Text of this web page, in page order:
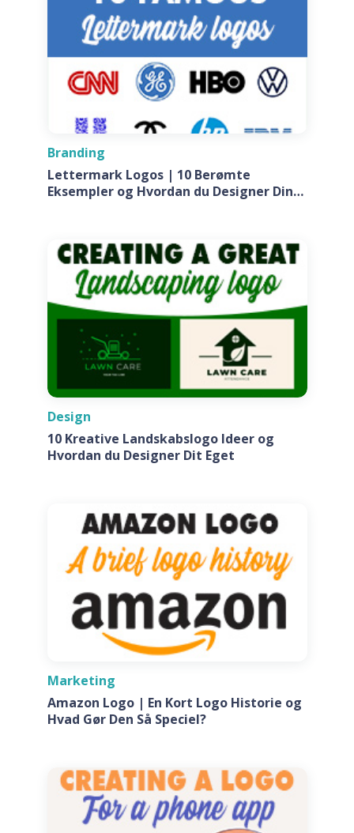
Branding
Lettermark Logos | 10 Berømte
Eksempler og Hvordan du Designer Din
Design
10 Kreative Landskabslogo Ideer og
Hvordan du Designer Dit Eget
Marketing
Amazon Logo | En Kort Logo Historie og
Hvad Gør Den Så Speciel?